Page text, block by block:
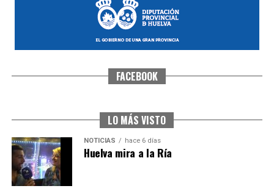
CUARTA CORRIDA DE LAS FIESTAS COLOMBINAS
Huelvatv
FACEBOOK
LO MÁS VISTO
NOTICIAS hace 6 días
Huelva mira a la Ría